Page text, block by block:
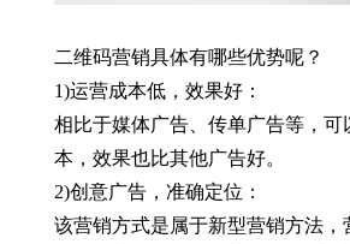
二维码营销具体有哪些优势呢？
1)运营成本低，效果好：
相比于媒体广告、传单广告等，可
本，效果也比其他广告好。
2)创意广告，准确定位：
该营销方式是属于新型营销方法，